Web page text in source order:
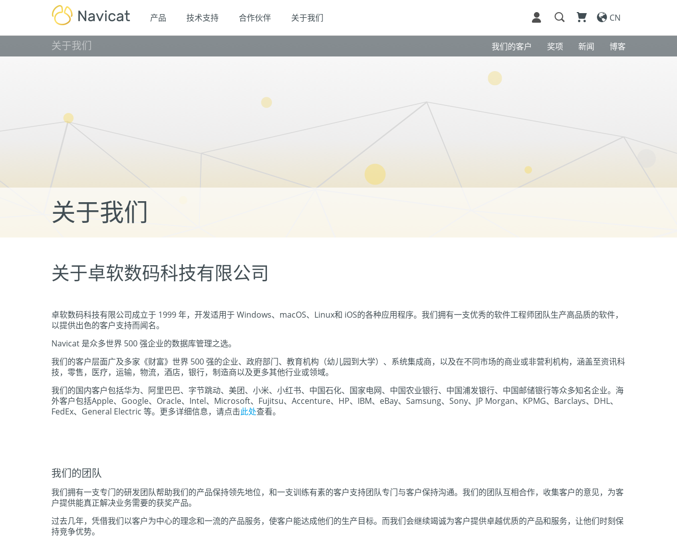
产品 技术支持 合作伙伴 关于我们 CN
关于我们 博客
新闻
奖项
我们的客户
关于我们
关于卓软数码科技有限公司
卓软数码科技有限公司成立于 1999 年，开发适用于 Windows、macOS、Linux和 iOS的各种应用程序。我们拥有一支优秀的软件工程师团队生产高品质的软件，
以提供出色的客户支持而闻名。
Navicat 是众多世界 500 强企业的数据库管理之选。
我们的客户层面广及多家《财富》世界 500 强的企业、政府部门、教育机构（幼儿园到大学）、系统集成商，以及在不同市场的商业或非营利机构，涵盖至资讯科
技，零售，医疗，运输，物流，酒店，银行，制造商以及更多其他行业或领域。
我们的国内客户包括华为、阿里巴巴、字节跳动、美团、小米、小红书、中国石化、国家电网、中国农业银行、中国浦发银行、中国邮储银行等众多知名企业。海
外客户包括Apple、Google、Oracle、Intel、Microsoft、Fujitsu、Accenture、HP、IBM、eBay、Samsung、Sony、JP Morgan、KPMG、Barclays、DHL、
FedEx、General Electric 等。更多详细信息，请点击此处查看。
我们的团队
我们拥有一支专门的研发团队帮助我们的产品保持领先地位，和一支训练有素的客户支持团队专门与客户保持沟通。我们的团队互相合作，收集客户的意见，为客
户提供能真正解决业务需要的获奖产品。
过去几年，凭借我们以客户为中心的理念和一流的产品服务，使客户能达成他们的生产目标。而我们会继续竭诚为客户提供卓越优质的产品和服务，让他们时刻保
持竞争优势。